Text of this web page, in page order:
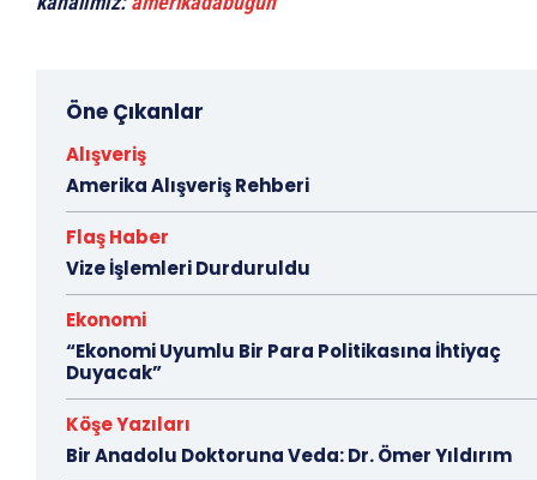
Öne Çıkanlar
Alışveriş
Amerika Alışveriş Rehberi
Flaş Haber
Vize İşlemleri Durduruldu
Ekonomi
“Ekonomi Uyumlu Bir Para Politikasına İhtiyaç
Duyacak”
Köşe Yazıları
Bir Anadolu Doktoruna Veda: Dr. Ömer Yıldırım